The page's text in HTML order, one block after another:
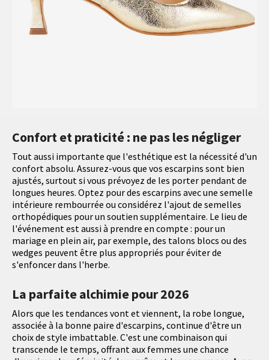
Confort et praticité : ne pas les négliger
Tout aussi importante que l'esthétique est la nécessité d'un
confort absolu. Assurez-vous que vos escarpins sont bien
ajustés, surtout si vous prévoyez de les porter pendant de
longues heures. Optez pour des escarpins avec une semelle
intérieure rembourrée ou considérez l'ajout de semelles
orthopédiques pour un soutien supplémentaire. Le lieu de
l'événement est aussi à prendre en compte : pour un
mariage en plein air, par exemple, des talons blocs ou des
wedges peuvent être plus appropriés pour éviter de
s'enfoncer dans l'herbe.
La parfaite alchimie pour 2026
Alors que les tendances vont et viennent, la robe longue,
associée à la bonne paire d'escarpins, continue d'être un
choix de style imbattable. C'est une combinaison qui
transcende le temps, offrant aux femmes une chance